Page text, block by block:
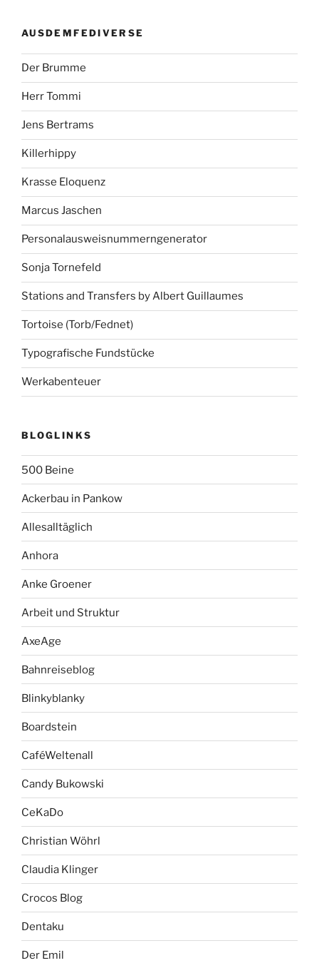
AUSDEMFEDIVERSE
Der Brumme
Herr Tommi
Jens Bertrams
Killerhippy
Krasse Eloquenz
Marcus Jaschen
Personalausweisnummerngenerator
Sonja Tornefeld
Stations and Transfers by Albert Guillaumes
Tortoise (Torb/Fednet)
Typografische Fundstücke
Werkabenteuer
BLOGLINKS
500 Beine
Ackerbau in Pankow
Allesalltäglich
Anhora
Anke Groener
Arbeit und Struktur
AxeAge
Bahnreiseblog
Blinkyblanky
Boardstein
CaféWeltenall
Candy Bukowski
CeKaDo
Christian Wöhrl
Claudia Klinger
Crocos Blog
Dentaku
Der Emil